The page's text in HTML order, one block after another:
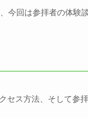
今回は参拝者の体験
セス方法、そして参